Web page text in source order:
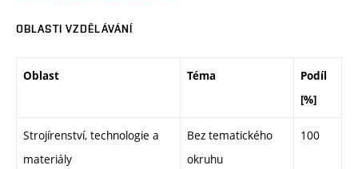
OBLASTI VZDĚLÁVÁNÍ
Oblast Téma
Podíl
[%]
Strojírenství, technologie a
materiály
Bez tematického
okruhu
100